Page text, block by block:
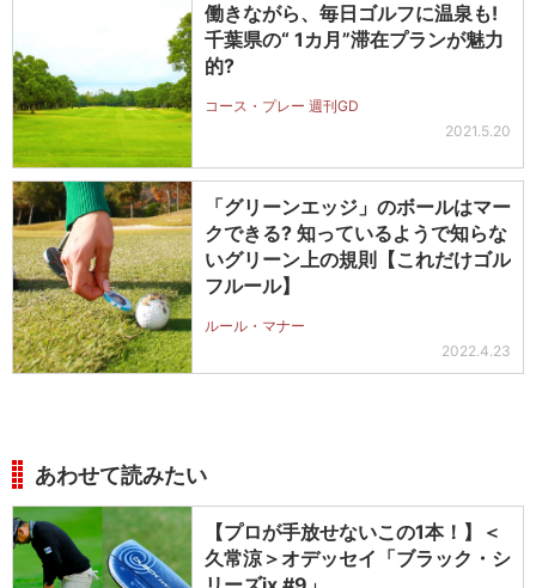
働きながら、毎日ゴルフに温泉も!
千葉県の“ 1カ月”滞在プランが魅力
的?
コース・プレー 週刊GD
2021.5.20
「グリーンエッジ」のボールはマー
クできる? 知っているようで知らな
いグリーン上の規則【これだけゴル
フルール】
ルール・マナー
2022.4.23
あわせて読みたい
【プロが手放せないこの1本！】＜
久常涼＞オデッセイ「ブラック・シ